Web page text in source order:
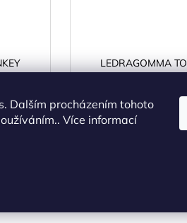
Dalším procházením tohoto
Více informací
53 cm
LEDRAGOMMA
Gymnastik Ball
SKLADEM
339 Kč bez